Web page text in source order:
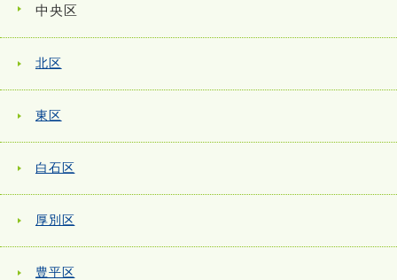
中央区
北区
東区
白石区
厚別区
豊平区